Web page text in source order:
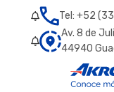
Tel: +52
Av. 8 de
44940